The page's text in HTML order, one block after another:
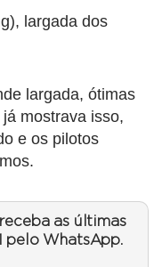
largada dos
largada, ótimas
mostrava isso,
e os pilotos
as últimas
pelo WhatsApp.